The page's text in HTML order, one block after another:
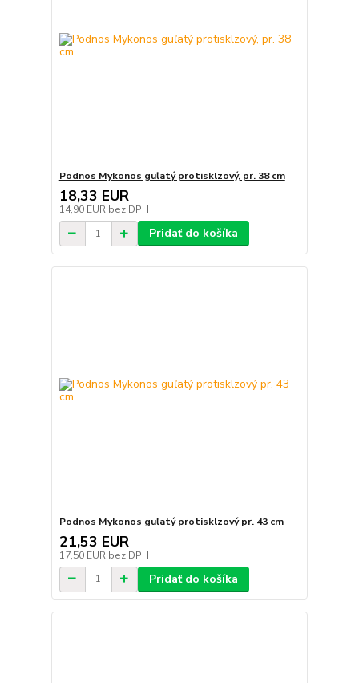
Podnos Mykonos guľatý protisklzový, pr. 38 cm
18,33 EUR
14,90 EUR bez DPH
Pridať do košíka
Podnos Mykonos guľatý protisklzový pr. 43 cm
21,53 EUR
17,50 EUR bez DPH
Pridať do košíka